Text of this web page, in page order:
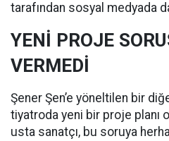
tarafından sosyal medyada
YENİ PROJE
VERMEDİ
Şener Şen’e yöneltilen bir
tiyatroda yeni bir proje planı
usta sanatçı, bu soruya